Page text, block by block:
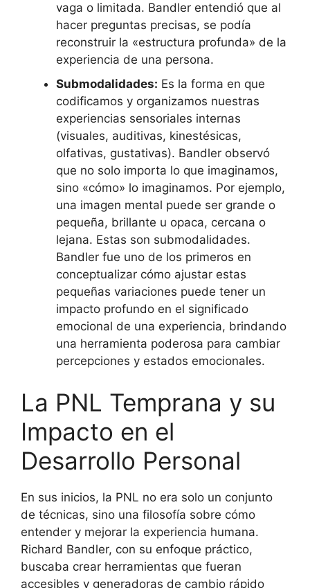
vaga o limitada. Bandler entendió que al
hacer preguntas precisas, se podía
reconstruir la «estructura profunda» de la
experiencia de una persona.
Submodalidades: Es la forma en que
codificamos y organizamos nuestras
experiencias sensoriales internas
(visuales, auditivas, kinestésicas,
olfativas, gustativas). Bandler observó
que no solo importa lo que imaginamos,
sino «cómo» lo imaginamos. Por ejemplo,
una imagen mental puede ser grande o
pequeña, brillante u opaca, cercana o
lejana. Estas son submodalidades.
Bandler fue uno de los primeros en
conceptualizar cómo ajustar estas
pequeñas variaciones puede tener un
impacto profundo en el significado
emocional de una experiencia, brindando
una herramienta poderosa para cambiar
percepciones y estados emocionales.
La PNL Temprana y su
Impacto en el
Desarrollo Personal
En sus inicios, la PNL no era solo un conjunto
de técnicas, sino una filosofía sobre cómo
entender y mejorar la experiencia humana.
Richard Bandler, con su enfoque práctico,
buscaba crear herramientas que fueran
accesibles y generadoras de cambio rápido